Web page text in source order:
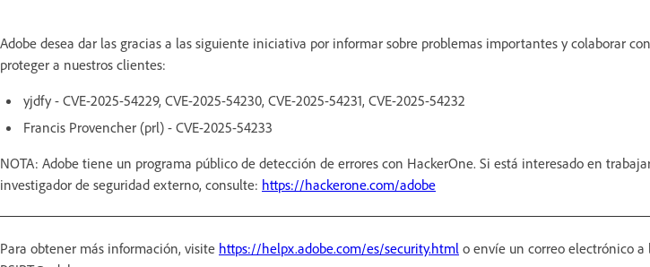
Adobe desea dar las gracias a las siguiente iniciativa por informar sobre problemas importantes y colaborar
proteger a nuestros clientes:
yjdfy - CVE-2025-54229, CVE-2025-54230, CVE-2025-54231, CVE-2025-54232
Francis Provencher (prl) - CVE-2025-54233
NOTA: Adobe tiene un programa público de detección de errores con HackerOne. Si está interesado en
investigador de seguridad externo, consulte: https://hackerone.com/adobe
Para obtener más información, visite https://helpx.adobe.com/es/security.html o envíe un correo electrónico a